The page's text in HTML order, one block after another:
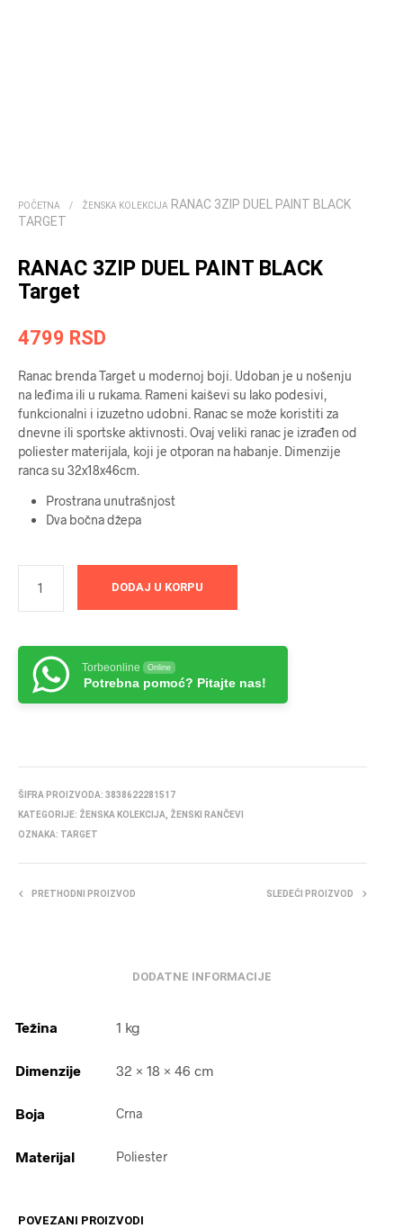
POČETNA / ŽENSKA KOLEKCIJA RANAC 3ZIP DUEL PAINT BLACK
TARGET
RANAC 3ZIP DUEL PAINT BLACK
Target
4799 RSD
Ranac brenda Target u modernoj boji. Udoban je u nošenju
na leđima ili u rukama. Rameni kaiševi su lako podesivi,
funkcionalni i izuzetno udobni. Ranac se može koristiti za
dnevne ili sportske aktivnosti. Ovaj veliki ranac je izrađen od
poliester materijala, koji je otporan na habanje. Dimenzije
ranca su 32x18x46cm.
Prostrana unutrašnjost
Dva bočna džepa
DODAJ U KORPU
Torbeonline Online
Potrebna pomoć? Pitajte nas!
ŠIFRA PROIZVODA: 3838622281517
KATEGORIJE: ŽENSKA KOLEKCIJA
ŽENSKI RANČEVI
OZNAKA: TARGET
PRETHODNI PROIZVOD SLEDEĆI PROIZVOD
DODATNE INFORMACIJE
Težina 1 kg
Dimenzije 32 × 18 × 46 cm
Boja Crna
Materijal Poliester
POVEZANI PROIZVODI